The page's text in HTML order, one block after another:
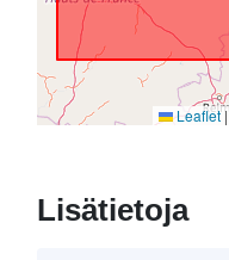
Leaflet|
Lisätietoja